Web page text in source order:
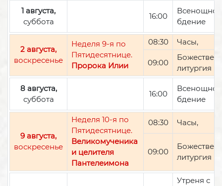
1 августа,
суббота
16:00
Всенощное
бдение
2 августа,
воскресенье
Неделя 9-я по
Пятидесятнице.
Пророка Илии
08:30 Часы,
09:00
литургия
8 августа,
суббота
16:00
Всенощное
бдение
9 августа,
воскресенье
Неделя 10-я по
Пятидесятнице.
Великомученика
и целителя
Пантелеимона
08:30 Часы,
09:00
литургия
Утреня с